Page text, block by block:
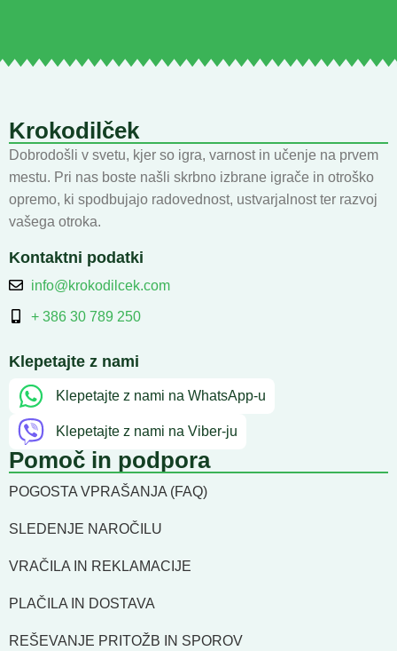
Krokodilček
Dobrodošli v svetu, kjer so igra, varnost in učenje na prvem
mestu. Pri nas boste našli skrbno izbrane igrače in otroško
opremo, ki spodbujajo radovednost, ustvarjalnost ter razvoj
vašega otroka.
Kontaktni podatki
info@krokodilcek.com
+ 386 30 789 250
Klepetajte z nami
Klepetajte z nami na WhatsApp-u
Klepetajte z nami na Viber-ju
Pomoč in podpora
POGOSTA VPRAŠANJA (FAQ)
SLEDENJE NAROČILU
VRAČILA IN REKLAMACIJE
PLAČILA IN DOSTAVA
REŠEVANJE PRITOŽB IN SPOROV